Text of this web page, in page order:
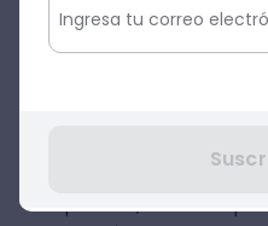
¿Qué es un
Ahora que ya sabes
por ello, veamos qué